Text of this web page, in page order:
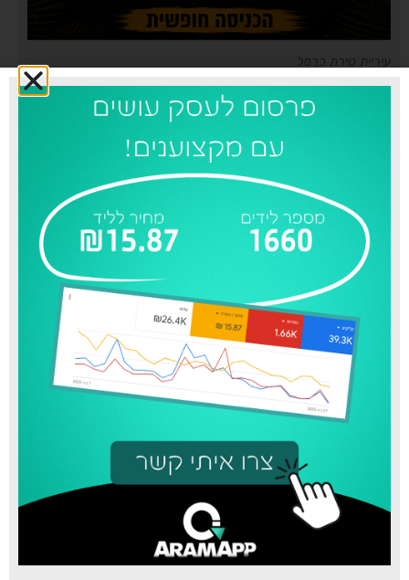
עיריית טירת כרמל